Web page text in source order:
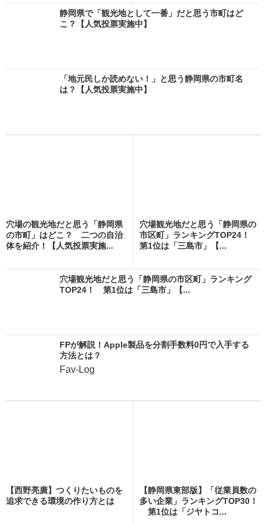
静岡県で「観光地として一番」だと思う市町はど
こ？【人気投票実施中】
「地元民しか読めない！」と思う静岡県の市町名
は？【人気投票実施中】
穴場の観光地だと思う「静岡県
の市町」はどこ？ 二つの自治
体を紹介！【人気投票実施...
穴場観光地だと思う「静岡県の
市区町」ランキングTOP24！
第1位は「三島市」【...
穴場観光地だと思う「静岡県の市区町」ランキング
TOP24！ 第1位は「三島市」【...
FPが解説！Apple製品を分割手数料0円で入手する
方法とは？
Fav-Log
【西野亮廣】つくりたいものを
追求できる環境の作り方とは
【静岡県東部版】「従業員数の
多い企業」ランキングTOP30！
第1位は「ジヤトコ...